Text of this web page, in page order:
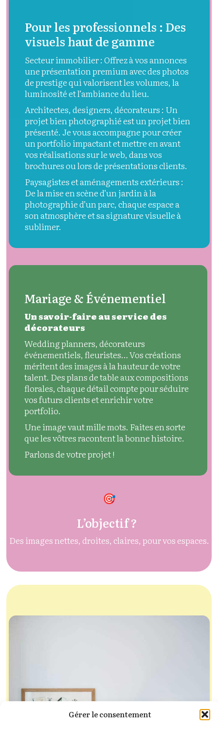
Gérer le consentement
Pour les professionnels : Des
visuels haut de gamme
Secteur immobilier : Offrez à vos annonces
une présentation premium avec des photos
de prestige qui valorisent les volumes, la
luminosité et l’ambiance du lieu.
Architectes, designers, décorateurs : Un
projet bien photographié est un projet bien
présenté. Je vous accompagne pour créer
un portfolio impactant et mettre en avant
vos réalisations sur le web, dans vos
brochures ou lors de présentations clients.
Paysagistes et aménagements extérieurs :
De la mise en scène d’un jardin à la
photographie d’un parc, chaque espace a
son atmosphère et sa signature visuelle à
sublimer.
Mariage & Événementiel
Un savoir-faire au service des
décorateurs
Wedding planners, décorateurs
événementiels, fleuristes… Vos créations
méritent des images à la hauteur de votre
talent. Des plans de table aux compositions
florales, chaque détail compte pour séduire
vos futurs clients et enrichir votre
portfolio.
Une image vaut mille mots. Faites en sorte
que les vôtres racontent la bonne histoire.
Parlons de votre projet !
L’objectif ?
Des images nettes, droites, claires, pour vos espaces.